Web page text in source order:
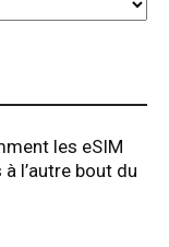
les eSIM
l’autre bout du